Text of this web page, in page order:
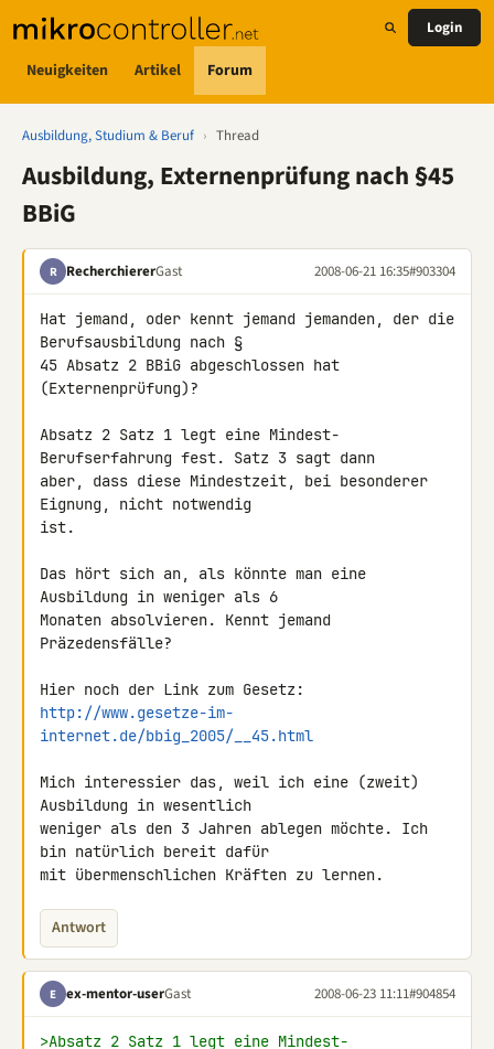
Neuigkeiten Artikel Forum
Login
Ausbildung, Studium & Beruf › Thread
Ausbildung, Externenprüfung nach §45
BBiG
R RecherchiererGast 2008-06-21 16:35#903304
Hat jemand, oder kennt jemand jemanden, der die
Berufsausbildung nach §
45 Absatz 2 BBiG abgeschlossen hat
(Externenprüfung)?
Absatz 2 Satz 1 legt eine Mindest-
Berufserfahrung fest. Satz 3 sagt dann
aber, dass diese Mindestzeit, bei besonderer
Eignung, nicht notwendig
ist.
Das hört sich an, als könnte man eine
Ausbildung in weniger als 6
Monaten absolvieren. Kennt jemand
Präzedensfälle?
http://www.gesetze-im-
internet.de/bbig_2005/__45.html
Mich interessier das, weil ich eine (zweit)
Ausbildung in wesentlich
weniger als den 3 Jahren ablegen möchte. Ich
bin natürlich bereit dafür
mit übermenschlichen Kräften zu lernen.
Antwort
E ex-mentor-userGast 2008-06-23 11:11#904854
>Absatz 2 Satz 1 legt eine Mindest-